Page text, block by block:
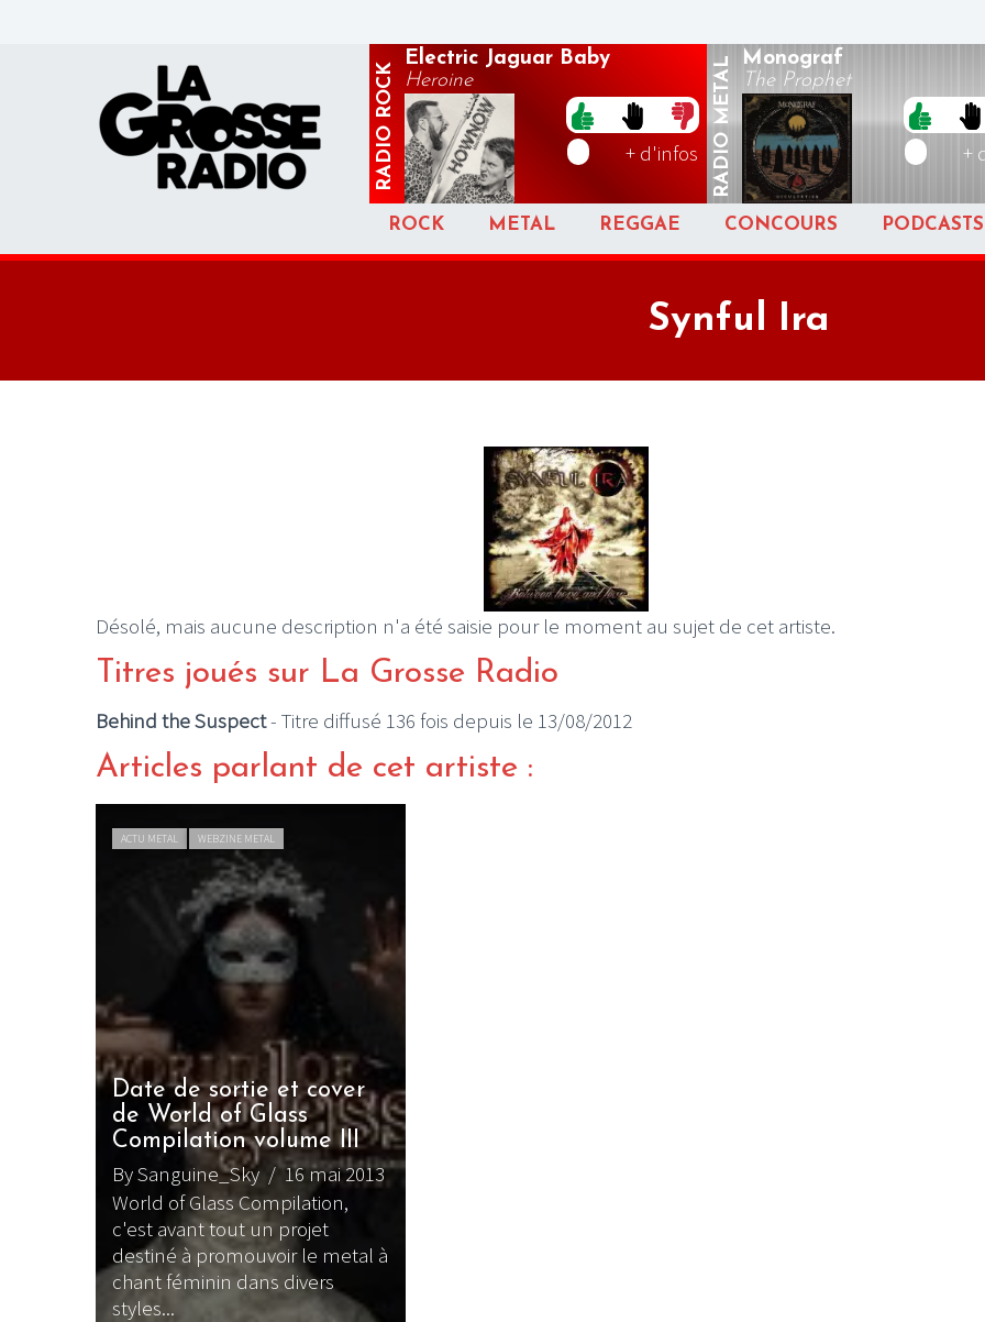
RADIO
ROCK
Electric Jaguar Baby
Heroine
+ d'infos RADIO
METAL Monograf
The Prophet
+
ROCK METAL REGGAE CONCOURS PODCASTS
Synful Ira
Désolé, mais aucune description n'a été saisie pour le moment au sujet de cet artiste.
Titres joués sur La Grosse Radio
Behind the Suspect- Titre diffusé 136 fois depuis le 13/08/2012
Articles parlant de cet artiste :
ACTU METAL WEBZINE METAL
Date de sortie et cover
de World of Glass
Compilation volume III
By Sanguine_Sky / 16 mai 2013
World of Glass Compilation,
c'est avant tout un projet
destiné à promouvoir le metal à
chant féminin dans divers
styles...